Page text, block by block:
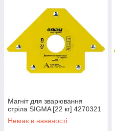
Магніт для зварювання
стріла SIGMA [22 кг] 4270321
Немає в наявності